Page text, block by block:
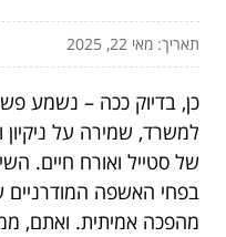
תאריך: מאי 22, 2025
כן, בדיוק ככה – נשמע
למשרד, שמירה על
של סטייל ואורח חיים.
בפחי האשפה המודרניים
מהפכה אמיתית. ואתם,